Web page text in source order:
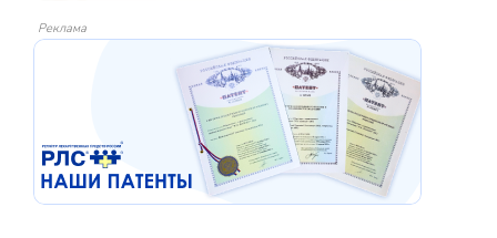
Реклама